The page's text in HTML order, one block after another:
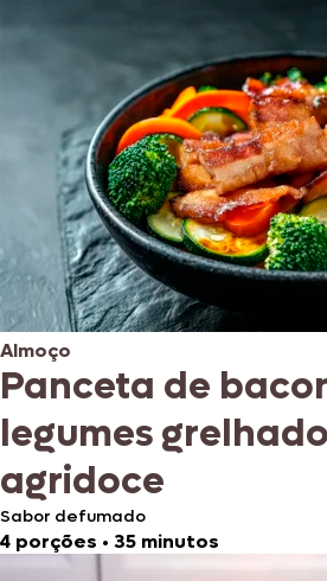
Almoço
Panceta de
legumes
agridoce
Sabor defumado
4 porções • 35 minutos